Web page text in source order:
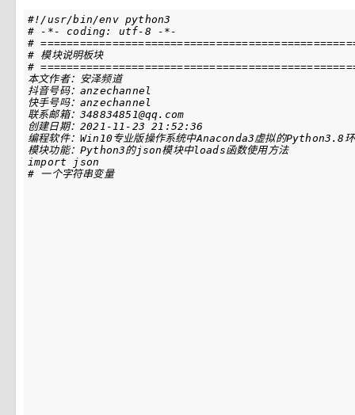
#!/usr/bin/env python3
# -*- coding: utf-8 -*-
#
# 模块说明板块
#
本文作者：安泽频道
模块功能：Python3的json模块中loads函数使用方法
import
json
# 一个字符串变量